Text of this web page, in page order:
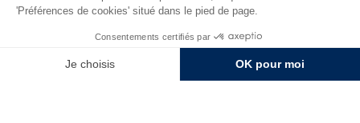
PAIEMENTS SÉCURISÉS VIA